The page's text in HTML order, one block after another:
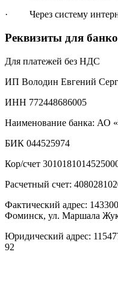
· Через систему
Реквизиты для
Для платежей без НДС
ИП Володин Евгений
ИНН 772448686005
Наименование банка: АО
БИК 044525974
Кор/счет
Расчетный счет:
Фактический адрес:
Фоминск, ул. Маршала
Юридический адрес:
92